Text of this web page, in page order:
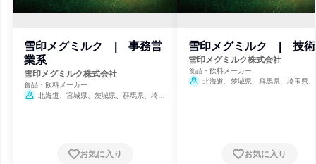
雪印メグミルク | 事務営
業系
雪印メグミルク株式会社
食品・飲料メーカー
北海道、宮城県、茨城県、群馬県、埼玉
お気に入り
雪印メグミルク | 技術
雪印メグミルク株式会社
食品・飲料メーカー
北海道、茨城県、群馬県、埼玉県
お気に入り